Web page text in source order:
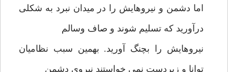
اما دشمن و نیروهایش را در میدان نبرد به شکلی
درآورید که تسلیم شوند و صاف وسالم
نیروهایش را بچنگ آورید. بهمین سبب نظامیان
توانا و زبردست نمی خواستند نیروی دشمن